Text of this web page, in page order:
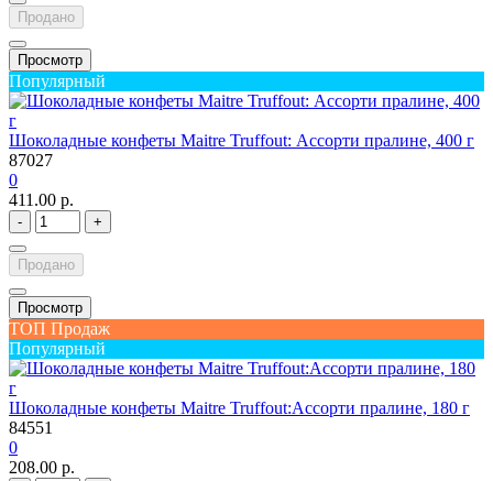
Продано
Просмотр
Популярный
Шоколадные конфеты Maitre Truffout: Ассорти пралине, 400 г
87027
0
411.00 р.
- +
Продано
Просмотр
ТОП Продаж
Популярный
Шоколадные конфеты Maitre Truffout:Ассорти пралине, 180 г
84551
0
208.00 р.